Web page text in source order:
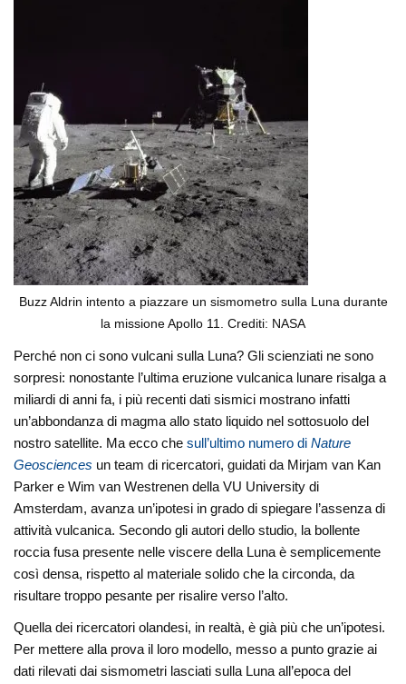
Buzz Aldrin intento a piazzare un sismometro sulla Luna durante
la missione Apollo 11. Crediti: NASA
Perché non ci sono vulcani sulla Luna? Gli scienziati ne sono
sorpresi: nonostante l’ultima eruzione vulcanica lunare risalga a
miliardi di anni fa, i più recenti dati sismici mostrano infatti
un’abbondanza di magma allo stato liquido nel sottosuolo del
nostro satellite. Ma ecco chesull’ultimo numero diNature
Geosciences un team di ricercatori, guidati da Mirjam van Kan
Parker e Wim van Westrenen della VU University di
Amsterdam, avanza un’ipotesi in grado dispiegare l’assenza di
attività vulcanica. Secondo gli autori dello studio, la bollente
roccia fusa presente nelle viscere della Luna è semplicemente
così densa, rispetto al materiale solido che la circonda, da
risultare troppo pesante per risalire verso l’alto.
Quella dei ricercatori olandesi, in realtà, è già più che un’ipotesi.
Per mettere alla prova il loro modello, messo a punto grazie ai
dati rilevati dai sismometri lasciati sulla Luna all’epoca del